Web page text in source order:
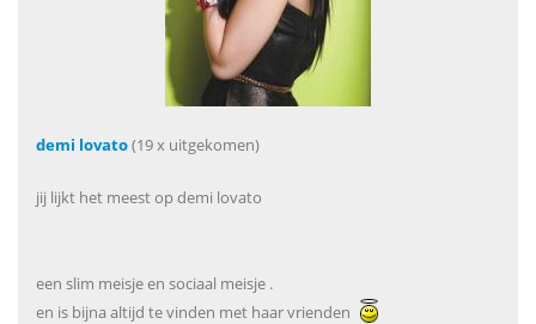
demi lovato(19 x uitgekomen)
jij lijkt het meest op demi lovato
een slim meisje en sociaal meisje .
en is bijna altijd te vinden met haar vrienden